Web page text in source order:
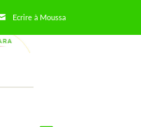
Ecrire à Moussa